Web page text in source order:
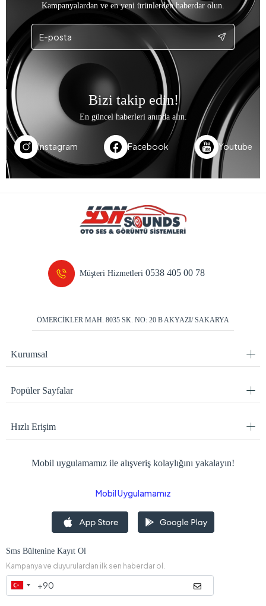
Kampanyalardan ve en yeni ürünlerden haberdar olun.
Bizi takip edin!
En güncel haberleri anında alın.
Instagram Facebook Youtube
Müşteri Hizmetleri0538 405 00 78
ÖMERCİKLER MAH. 8035 SK. NO: 20 B AKYAZI/ SAKARYA
Kurumsal
Popüler Sayfalar
Hızlı Erişim
Mobil uygulamamız ile alışveriş kolaylığını yakalayın!
Mobil Uygulamamız
Sms Bültenine Kayıt Ol
Kampanya ve duyurulardan ilk sen haberdar ol.